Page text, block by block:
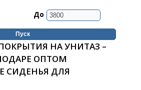
До
НА УНИТАЗ –
ОПТОМ
СИДЕНЬЯ ДЛЯ